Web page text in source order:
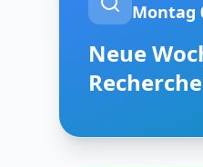
Montag
Neue
Recherche